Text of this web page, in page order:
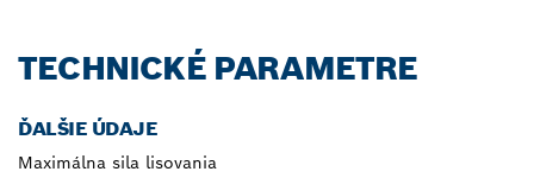
TECHNICKÉ PARAMETRE
ĎALŠIE ÚDAJE
Maximálna sila lisovania